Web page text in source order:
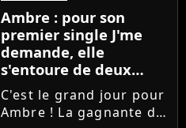
l'émission de TF1 qui
sera aujourd'hui...
Ambre : pour son
premier single J'me
demande, elle
s'entoure de deux
proches de Slimane
C'est le grand jour pour
Ambre ! La gagnante de